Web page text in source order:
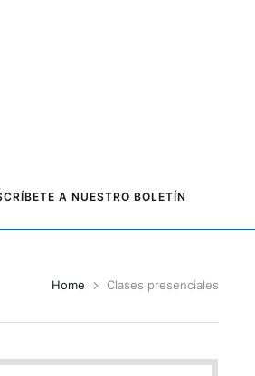
A NUESTRO BOLETÍN
Home Clases presenciales